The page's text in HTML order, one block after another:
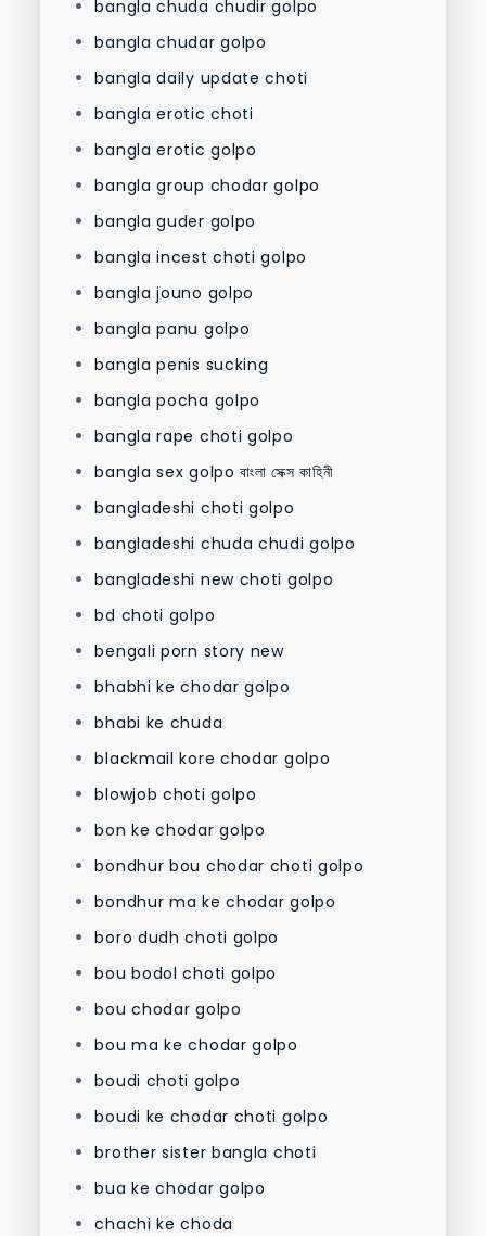
bangla chuda chudir golpo
bangla chudar golpo
bangla daily update choti
bangla erotic choti
bangla erotic golpo
bangla group chodar golpo
bangla guder golpo
bangla incest choti golpo
bangla jouno golpo
bangla panu golpo
bangla penis sucking
bangla pocha golpo
bangla rape choti golpo
bangla sex golpo বাংলা সেক্স কাহিনী
bangladeshi choti golpo
bangladeshi chuda chudi golpo
bangladeshi new choti golpo
bd choti golpo
bengali porn story new
bhabhi ke chodar golpo
bhabi ke chuda
blackmail kore chodar golpo
blowjob choti golpo
bon ke chodar golpo
bondhur bou chodar choti golpo
bondhur ma ke chodar golpo
boro dudh choti golpo
bou bodol choti golpo
bou chodar golpo
bou ma ke chodar golpo
boudi choti golpo
boudi ke chodar choti golpo
brother sister bangla choti
bua ke chodar golpo
chachi ke choda